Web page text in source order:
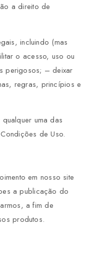
a direito de
incluindo (mas
o acesso, uso ou
perigosos; – deixar
regras, princípios e
uma das
de Uso.
em nosso site
a publicação do
a fim de
produtos.